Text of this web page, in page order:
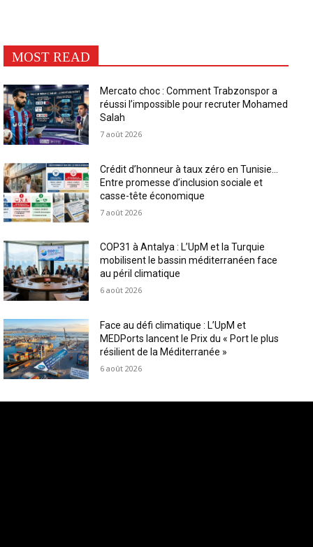
MOST READ
Mercato choc : Comment Trabzonspor a
réussi l’impossible pour recruter Mohamed
Salah
7 août 2026
Crédit d’honneur à taux zéro en Tunisie…
Entre promesse d’inclusion sociale et
casse-tête économique
7 août 2026
COP31 à Antalya : L’UpM et la Turquie
mobilisent le bassin méditerranéen face
au péril climatique
6 août 2026
Face au défi climatique : L’UpM et
MEDPorts lancent le Prix du « Port le plus
résilient de la Méditerranée »
6 août 2026